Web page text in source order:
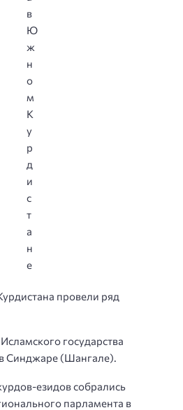
провели ряд
государства
Синджаре (Шангале).
езидов собрались
парламента в